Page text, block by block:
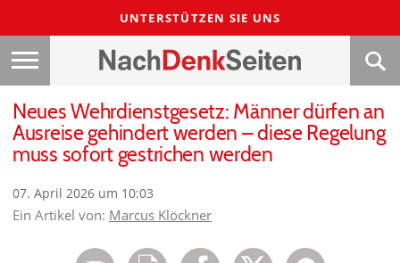
UNTERSTÜTZEN SIE UNS
Neues Wehrdienstgesetz: Männer dürfen an
Ausreise gehindert werden – diese Regelung
muss sofort gestrichen werden
07. April 2026 um 10:03
Ein Artikel von: Marcus Klöckner